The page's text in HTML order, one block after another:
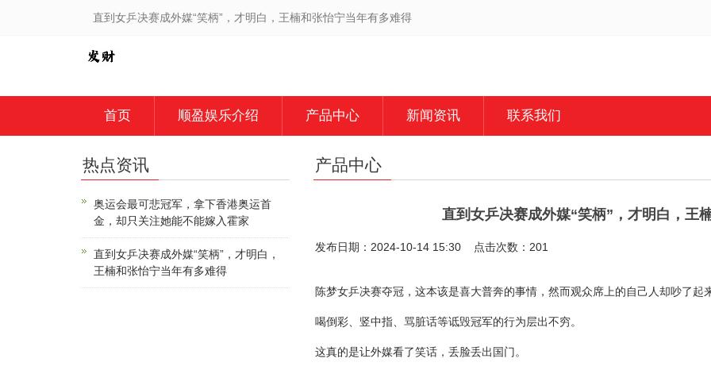
直到女乒决赛成外媒“笑柄”，才明白，王楠和张怡宁当年有多难得
首页 顺盈娱乐介绍 产品中心 新闻资讯 联系我们
产品中心
直到女乒决赛成外媒“笑柄”，才明白，王
发布日期：2024-10-14 15:30 点击次数：201
陈梦女乒决赛夺冠，这本该是喜大普奔的事情，然而观众席上的自己人却吵了起
喝倒彩、竖中指、骂脏话等诋毁冠军的行为层出不穷。
这真的是让外媒看了笑话，丢脸丢出国门。
热点资讯
奥运会最可悲冠军，拿下香港奥运首
金，却只关注她能不能嫁入霍家
直到女乒决赛成外媒“笑柄”，才明白，
王楠和张怡宁当年有多难得